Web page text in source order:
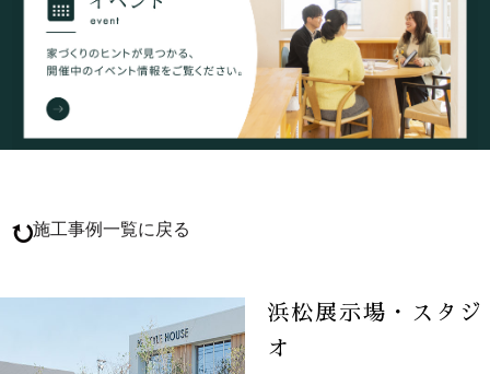
施工事例一覧に戻る
浜松展示場・スタジ
オ